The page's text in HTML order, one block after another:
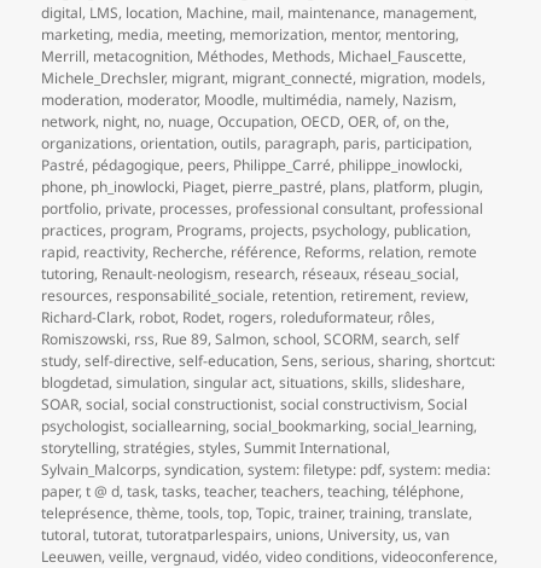
digital, LMS, location, Machine, mail, maintenance, management,
marketing, media, meeting, memorization, mentor, mentoring,
Merrill, metacognition, Méthodes, Methods, Michael_Fauscette,
Michele_Drechsler, migrant, migrant_connecté, migration, models,
moderation, moderator, Moodle, multimédia, namely, Nazism,
network, night, no, nuage,Occupation,OECD,OER,of,on the,
organizations,orientation,outils, paragraph, paris, participation,
Pastré, pédagogique, peers, Philippe_Carré, philippe_inowlocki,
phone, ph_inowlocki, Piaget, pierre_pastré, plans, platform, plugin,
portfolio, private, processes, professional consultant, professional
practices, program, Programs, projects, psychology, publication,
rapid, reactivity, Recherche, référence, Reforms, relation, remote
tutoring, Renault-neologism, research, réseaux, réseau_social,
resources, responsabilité_sociale, retention, retirement, review,
Richard-Clark, robot, Rodet, rogers, roleduformateur, rôles,
Romiszowski, rss, Rue 89,Salmon,school,SCORM,search,self
study,self-directive,self-education,Sens,serious,sharing,shortcut:
blogdetad,simulation,singular act,situations,skills,slideshare,
SOAR,social,social constructionist,social constructivism,Social
psychologist,sociallearning,social_bookmarking,social_learning,
storytelling,stratégies,styles,Summit International,
Sylvain_Malcorps,syndication,system: filetype: pdf,system: media:
paper,t @ d,task,tasks,teacher,teachers,teaching,téléphone,
teleprésence,thème,tools,top,Topic,trainer,training,translate,
tutoral,tutorat,tutoratparlespairs, unions, University, us,van
Leeuwen,veille,vergnaud,vidéo,video conditions,videoconference,